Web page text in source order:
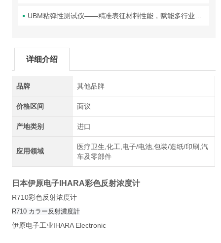
UBM粘弹性测试仪——精准表征材料性能，赋能多行业研发生产升级
详细介绍
品牌 其他品牌
价格区间 面议
产地类别 进口
应用领域
医疗卫生,化工,电子/电池,包装/造纸/印刷,汽
车及零部件
日本伊原电子IHARA彩色反射浓度计
R710彩色反射浓度计
R710 カラー反射濃度計
伊原电子工业IHARA Electronic